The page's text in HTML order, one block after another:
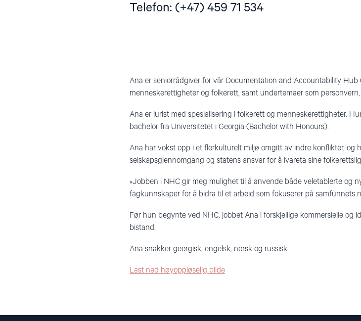
Telefon: (+47) 459 71 534
Ana er seniorrådgiver for vår Documentation and Accountability
menneskerettigheter og folkerett, samt undertemaer som
Ana er jurist med spesialisering i folkerett og menneskerettigheter.
bachelor fra Universitetet i Georgia (Bachelor with Honours).
Ana har vokst opp i et flerkulturelt miljø omgitt av indre konflikter, og
selskapsgjennomgang og statens ansvar for å ivareta sine
«Jobben i NHC gir meg mulighet til å anvende både veletablerte og
fagkunnskaper for å bidra til et arbeid som fokuserer på samfunnets
Før hun begynte ved NHC, jobbet Ana i forskjellige kommersielle og
bistand.
Ana snakker georgisk, engelsk, norsk og russisk.
Last ned høyoppløselig bilde